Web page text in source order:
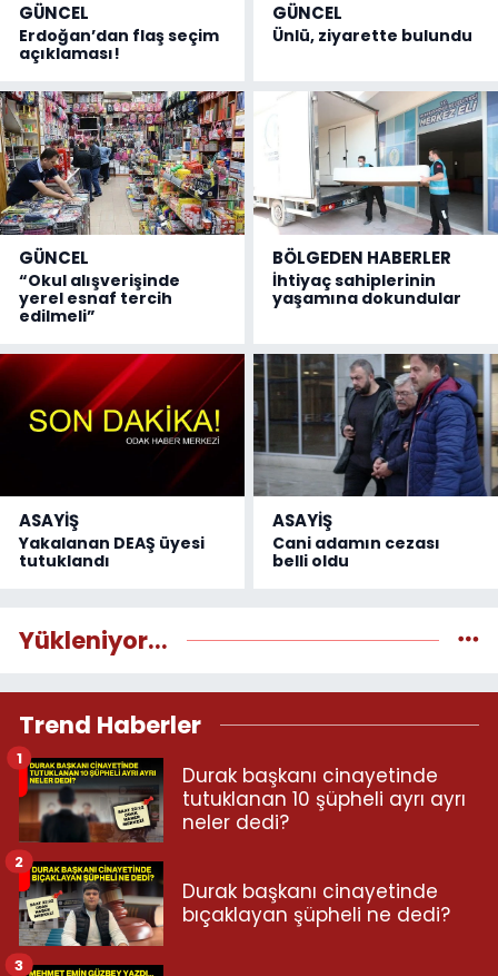
GÜNCEL
Erdoğan’dan flaş seçim
açıklaması!
GÜNCEL
Ünlü, ziyarette bulundu
GÜNCEL
“Okul alışverişinde
yerel esnaf tercih
edilmeli”
BÖLGEDEN HABERLER
İhtiyaç sahiplerinin
yaşamına dokundular
ASAYİŞ
Yakalanan DEAŞ üyesi
tutuklandı
ASAYİŞ
Cani adamın cezası
belli oldu
Yükleniyor...
Trend Haberler
Durak başkanı cinayetinde
tutuklanan 10 şüpheli ayrı ayrı
neler dedi?
1
Durak başkanı cinayetinde
bıçaklayan şüpheli ne dedi?
2
3